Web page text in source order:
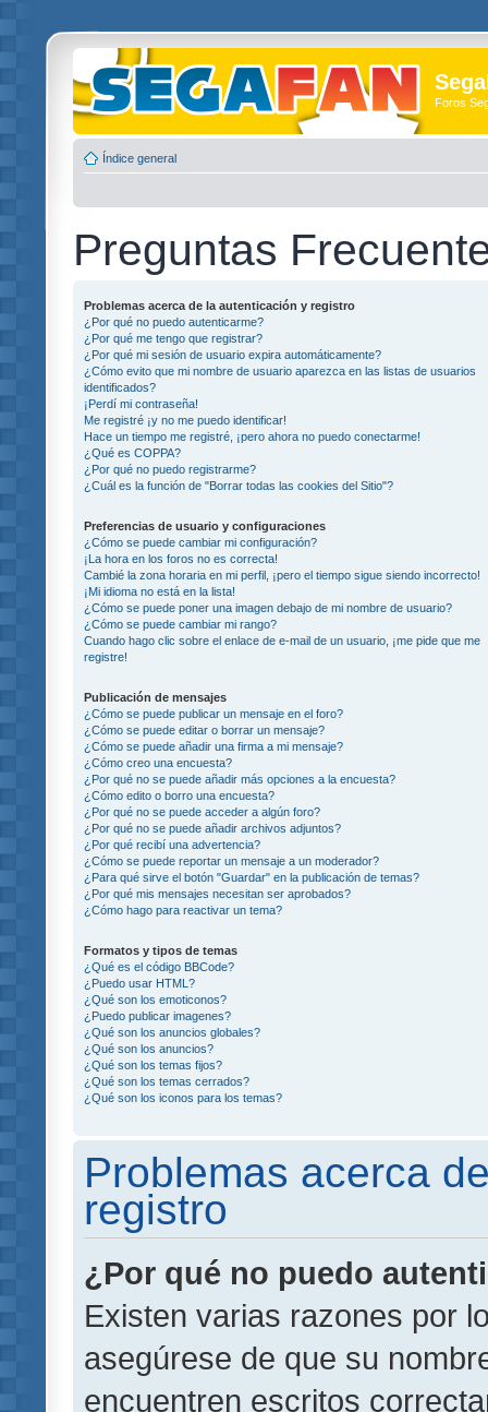
Foros
Índice general
Preguntas
Problemas acerca de la autenticación y registro
¿Por qué no puedo autenticarme?
¿Por qué me tengo que registrar?
¿Por qué mi sesión de usuario expira automáticamente?
¿Cómo evito que mi nombre de usuario aparezca en las listas de usuarios
identificados?
¡Perdí mi contraseña!
Me registré ¡y no me puedo identificar!
Hace un tiempo me registré, ¡pero ahora no puedo conectarme!
¿Qué es COPPA?
¿Por qué no puedo registrarme?
¿Cuál es la función de "Borrar todas las cookies del Sitio"?
Preferencias de usuario y configuraciones
¿Cómo se puede cambiar mi configuración?
¡La hora en los foros no es correcta!
Cambié la zona horaria en mi perfil, ¡pero el tiempo sigue siendo incorrecto!
¡Mi idioma no está en la lista!
¿Cómo se puede poner una imagen debajo de mi nombre de usuario?
¿Cómo se puede cambiar mi rango?
Cuando hago clic sobre el enlace de e-mail de un usuario, ¡me pide que me
registre!
Publicación de mensajes
¿Cómo se puede publicar un mensaje en el foro?
¿Cómo se puede editar o borrar un mensaje?
¿Cómo se puede añadir una firma a mi mensaje?
¿Cómo creo una encuesta?
¿Por qué no se puede añadir más opciones a la encuesta?
¿Cómo edito o borro una encuesta?
¿Por qué no se puede acceder a algún foro?
¿Por qué no se puede añadir archivos adjuntos?
¿Por qué recibí una advertencia?
¿Cómo se puede reportar un mensaje a un moderador?
¿Para qué sirve el botón "Guardar" en la publicación de temas?
¿Por qué mis mensajes necesitan ser aprobados?
¿Cómo hago para reactivar un tema?
Formatos y tipos de temas
¿Qué es el código BBCode?
¿Puedo usar HTML?
¿Qué son los emoticonos?
¿Puedo publicar imagenes?
¿Qué son los anuncios globales?
¿Qué son los anuncios?
¿Qué son los temas fijos?
¿Qué son los temas cerrados?
¿Qué son los iconos para los temas?
Problemas acerca
registro
¿Por qué no puedo
Existen varias razones por
asegúrese de que su
encuentren escritos